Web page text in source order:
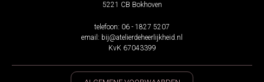
5221 CB Bokhoven
telefoon: 06 - 1827 5207
email: bij@atelierdeheerlijkheid.nl
KvK 67043399